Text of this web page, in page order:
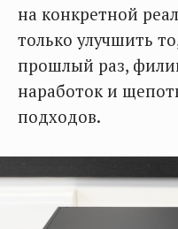
на конкретной
только улучшить
прошлый раз,
наработок и
подходов.